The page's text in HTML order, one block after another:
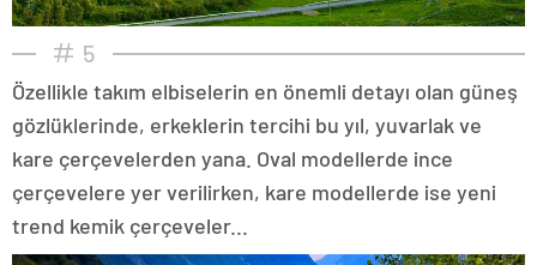
5
Özellikle takım elbiselerin en önemli detayı olan güneş
gözlüklerinde, erkeklerin tercihi bu yıl, yuvarlak ve
kare çerçevelerden yana. Oval modellerde ince
çerçevelere yer verilirken, kare modellerde ise yeni
trend kemik çerçeveler...